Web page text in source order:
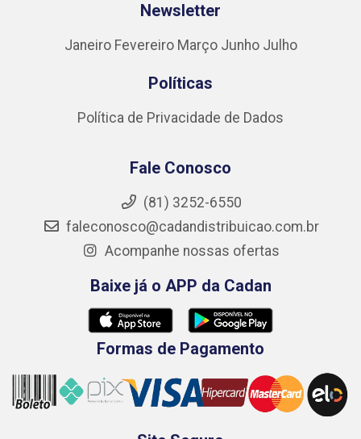
Newsletter
Janeiro Fevereiro Março Junho Julho
Políticas
Política de Privacidade de Dados
Fale Conosco
(81) 3252-6550
faleconosco@cadandistribuicao.com.br
Acompanhe nossas ofertas
Baixe já o APP da Cadan
Formas de Pagamento